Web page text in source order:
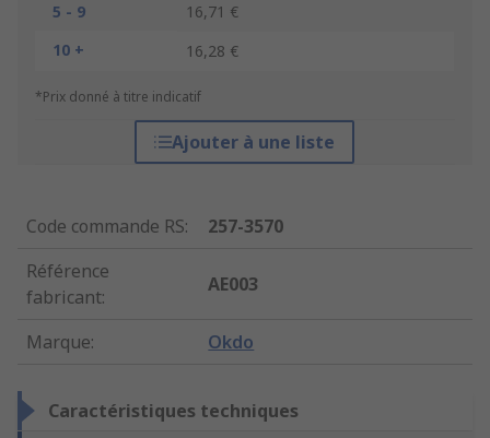
5 - 9
16,71 €
10 +
16,28 €
*Prix donné à titre indicatif
Ajouter à une liste
Code commande RS:
257-3570
Référence
fabricant:
AE003
Marque: Okdo
Caractéristiques techniques